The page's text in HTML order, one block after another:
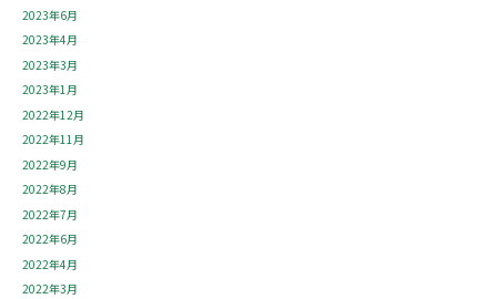
2023年6月
2023年4月
2023年3月
2023年1月
2022年12月
2022年11月
2022年9月
2022年8月
2022年7月
2022年6月
2022年4月
2022年3月